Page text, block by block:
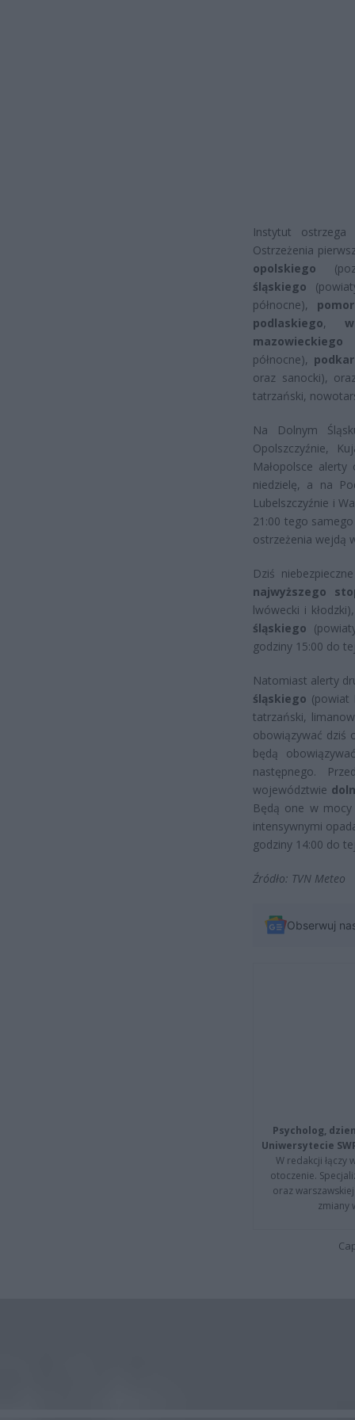
Instytut ostrzega
Ostrzeżenia
opolskiego
śląskiego
północne),
podlaskiego,
północne),
oraz sanocki),
tatrzański,
Na Dolnym
Opolszczyźnie,
Małopolsce
niedzielę, a na
Lubelszczyźnie i
21:00 tego
ostrzeżenia wejdą
Dziś
najwyższego
lwówecki i
śląskiego
godziny 15:00 do
Natomiast alerty
śląskiego (powiat
tatrzański,
obowiązywać dziś
będą
następnego.
województwie
Będą one w
intensywnymi
godziny 14:00 do
Źródło: TVN Meteo
Obserwuj
Psycholog,
Uniwersytecie
W redakcji łączy
otoczenie.
oraz
zmiany